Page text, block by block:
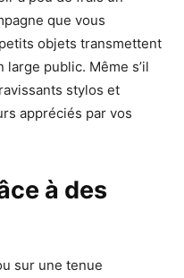
que vous
objets transmettent
large public. Même s’il
stylos et
appréciés par vos
à des
sur une tenue